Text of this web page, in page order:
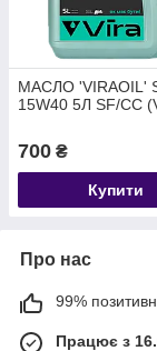
МАСЛО 'VIRAOIL'
15W40 5Л SF/CC
700 ₴
Купити
Про нас
99%
Працює з